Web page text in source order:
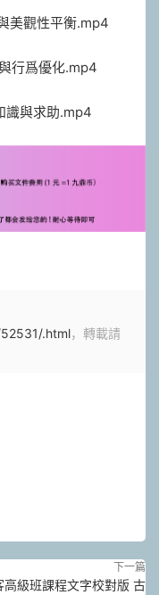
美觀性平衡.mp4
行爲優化.mp4
識與求助.mp4
.html，轉載請
下一篇
高級班課程文字校對版 古